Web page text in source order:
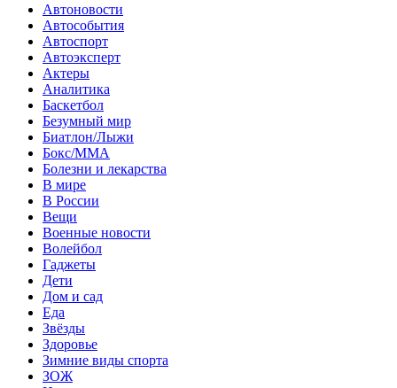
Автоновости
Автособытия
Автоспорт
Автоэксперт
Актеры
Аналитика
Баскетбол
Безумный мир
Биатлон/Лыжи
Бокс/MMA
Болезни и лекарства
В мире
В России
Вещи
Военные новости
Волейбол
Гаджеты
Дети
Дом и сад
Еда
Звёзды
Здоровье
Зимние виды спорта
ЗОЖ